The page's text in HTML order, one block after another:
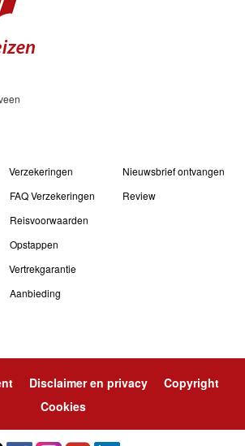
Verzekeringen
FAQ Verzekeringen
Reisvoorwaarden
Opstappen
Vertrekgarantie
Aanbieding
Nieuwsbrief ontvangen
Review
Disclaimer en privacy
Copyright
Cookies